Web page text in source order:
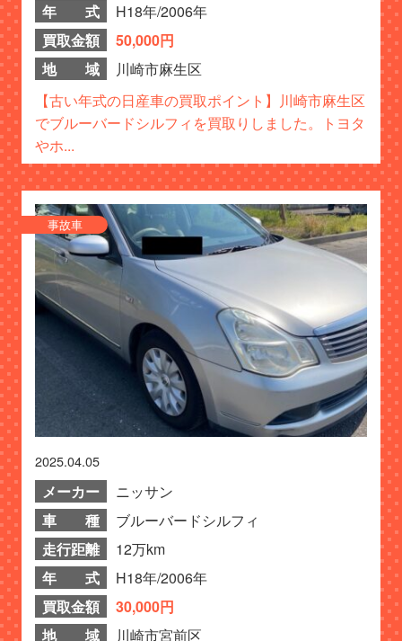
年 式
H18年/2006年
買取金額
50,000円
地 域
川崎市麻生区
【古い年式の日産車の買取ポイント】川崎市麻生区
でブルーバードシルフィを買取りしました。トヨタ
やホ...
事故車
2025.04.05
メーカー
ニッサン
車 種
ブルーバードシルフィ
走行距離
12万km
年 式
H18年/2006年
買取金額
30,000円
地 域
川崎市宮前区